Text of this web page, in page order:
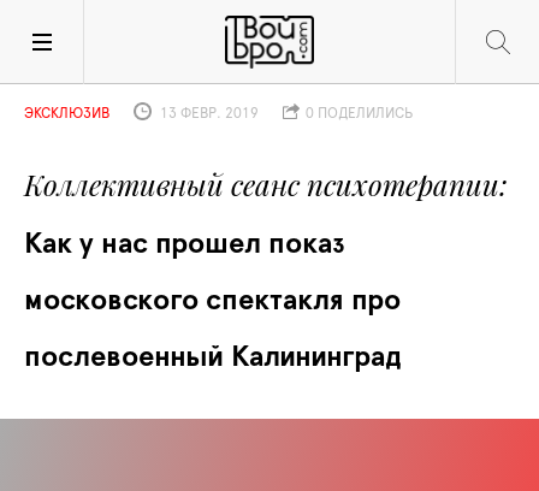
Коллективный сеанс психотерапии
Как у нас прошел показ
московского спектакля про
послевоенный Калининград
ЭКСКЛЮЗИВ 13 ФЕВР. 2019 0 ПОДЕЛИЛИСЬ